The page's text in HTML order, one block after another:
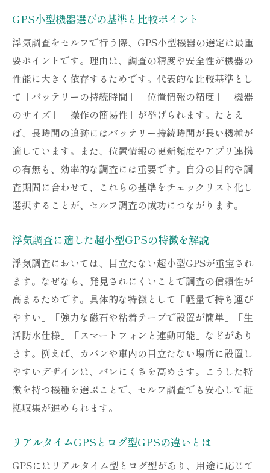
GPS小型機器選びの基準と比較ポイント
浮気調査をセルフで行う際、GPS小型機器の選定は最重
要ポイントです。理由は、調査の精度や安全性が機器の
性能に大きく依存するためです。代表的な比較基準とし
て「バッテリーの持続時間」「位置情報の精度」「機器
のサイズ」「操作の簡易性」が挙げられます。たとえ
ば、長時間の追跡にはバッテリー持続時間が長い機種が
適しています。また、位置情報の更新頻度やアプリ連携
の有無も、効率的な調査には重要です。自分の目的や調
査期間に合わせて、これらの基準をチェックリスト化し
選択することが、セルフ調査の成功につながります。
浮気調査に適した超小型GPSの特徴を解説
浮気調査においては、目立たない超小型GPSが重宝され
ます。なぜなら、発見されにくいことで調査の信頼性が
高まるためです。具体的な特徴として「軽量で持ち運び
やすい」「強力な磁石や粘着テープで設置が簡単」「生
活防水仕様」「スマートフォンと連動可能」などがあり
ます。例えば、カバンや車内の目立たない場所に設置し
やすいデザインは、バレにくさを高めます。こうした特
徴を持つ機種を選ぶことで、セルフ調査でも安心して証
拠収集が進められます。
リアルタイムGPSとログ型GPSの違いとは
GPSにはリアルタイム型とログ型があり、用途に応じて